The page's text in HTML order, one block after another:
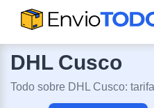
DHL Cusco
Todo sobre DHL Cusco: